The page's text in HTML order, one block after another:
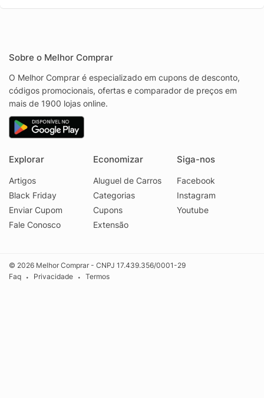
Sobre o Melhor Comprar
O Melhor Comprar é especializado em cupons de desconto,
códigos promocionais, ofertas e comparador de preços em
mais de 1900 lojas online.
Explorar
Artigos
Black Friday
Enviar Cupom
Fale Conosco
Economizar
Aluguel de Carros
Categorias
Cupons
Extensão
Siga-nos
Facebook
Instagram
Youtube
© 2026 Melhor Comprar - CNPJ 17.439.356/0001-29
Faq
• Privacidade • Termos